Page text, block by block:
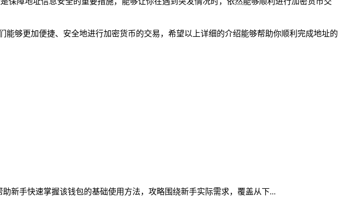
够更加便捷、安全地进行加密货币的交易，希望以上详细的介绍能够帮助你顺利完成地址的
新手快速掌握该钱包的基础使用方法，攻略围绕新手实际需求，覆盖从下...